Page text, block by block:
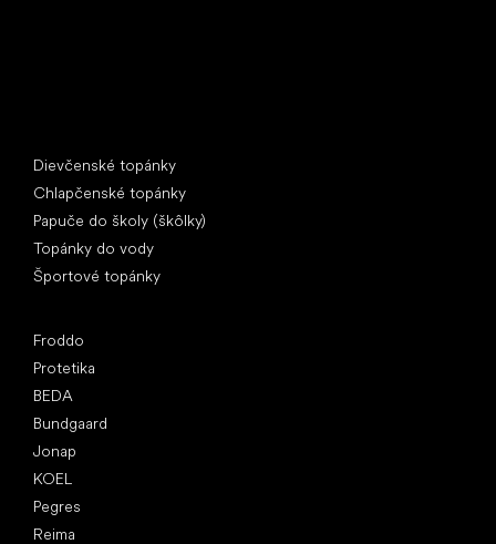
Dievčenské topánky
Chlapčenské topánky
Papuče do školy (škôlky)
Topánky do vody
Športové topánky
Froddo
Protetika
BEDA
Bundgaard
Jonap
KOEL
Pegres
Reima